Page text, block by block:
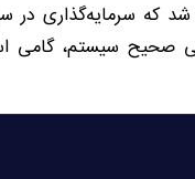
سرمایه‌گذاری در
صحیح سیستم، گامی